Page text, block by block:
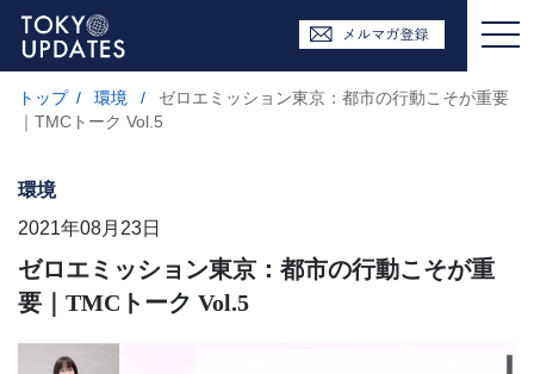
トップ / 環境 /
ゼロエミッション東京：都市の行動こそが重要
｜TMCトーク Vol.5
環境
2021年08月23日
ゼロエミッション東京：都市の行動こそが重
要｜TMCトーク Vol.5